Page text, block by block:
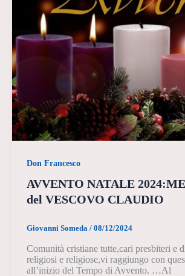
Don Francesco
AVVENTO NATALE
del VESCOVO CLAUDIO
Giovanni Someda / 08/12/2024
Comunità cristiane tutte,cari presbiteri e
religiosi e religiose,vi raggiungo con
all’inizio del Tempo di Avvento. …Al